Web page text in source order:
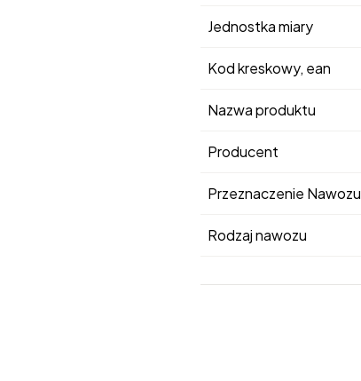
Jednostka miary
Kod kreskowy, ean
Nazwa produktu
Producent
Przeznaczenie Nawozu
Rodzaj nawozu